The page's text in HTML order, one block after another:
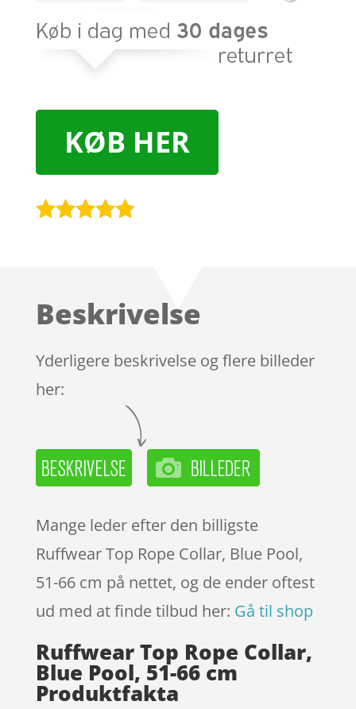
KØB HER
kundebedø
Beskrivelse
Yderligere beskrivelse og flere billeder
her:
Mange leder efter den billigste
Ruffwear Top Rope Collar, Blue Pool,
51-66 cm på nettet, og de ender oftest
ud med at finde tilbud her: Gå til shop
Ruffwear Top Rope Collar,
Blue Pool, 51-66 cm
Produktfakta